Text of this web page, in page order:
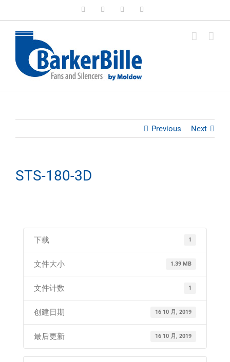
LinkedInFacebookInstagram
Previous Next
STS-180-3D
下载 1
文件大小 1.39 MB
文件计数 1
创建日期 16 10 月, 2019
最后更新 16 10 月, 2019